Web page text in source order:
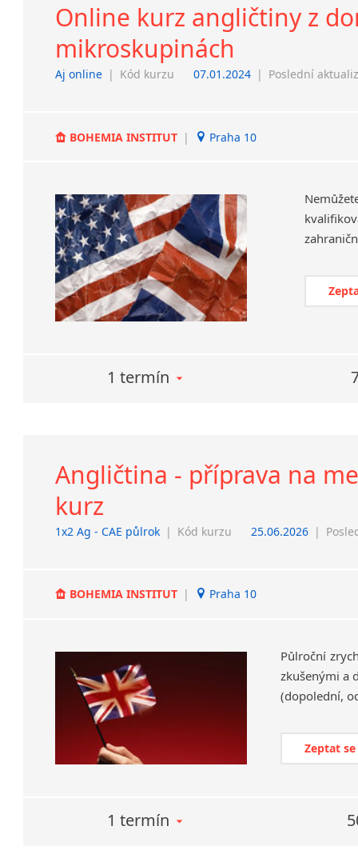
Online kurz angličtiny z
mikroskupinách
Aj online | Kód kurzu 07.01.2024 | Poslední
BOHEMIA INSTITUT | Praha 10
1 termín
Angličtina - příprava na
kurz
1x2 Ag - CAE půlrok | Kód kurzu 25.06.2026 |
BOHEMIA INSTITUT | Praha 10
Půlroční
zkušenými a
(dopolední,
Zeptat
1 termín